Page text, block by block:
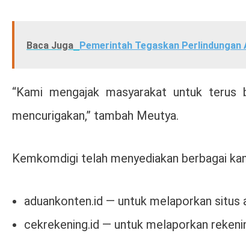
Baca Juga Pemerintah Tegaskan Perlindungan
“Kami mengajak masyarakat untuk
mencurigakan,” tambah Meutya.
Kemkomdigi telah menyediakan berbagai
aduankonten.id — untuk melaporkan situs
cekrekening.id — untuk melaporkan